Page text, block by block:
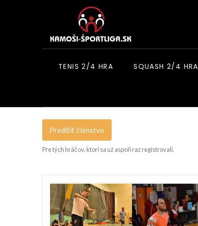
TENIS 2/4 HRA SQUASH 2/4 HRA
Predĺžiť členstvo
Pre tých hráčov, ktorí sa už aspoň raz registrovali.